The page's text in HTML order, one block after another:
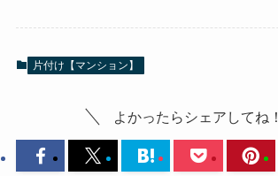
片付け【マンション】
よかったらシェアしてね！